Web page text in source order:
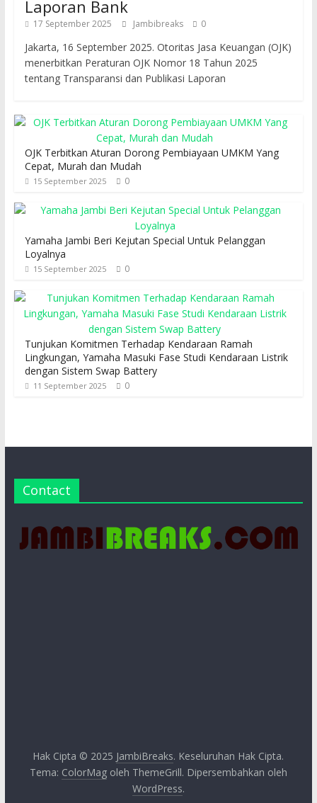
Laporan Bank
17 September 2025 Jambibreaks 0
Jakarta, 16 September 2025. Otoritas Jasa Keuangan (OJK)
menerbitkan Peraturan OJK Nomor 18 Tahun 2025
tentang Transparansi dan Publikasi Laporan
OJK Terbitkan Aturan Dorong Pembiayaan UMKM Yang
Cepat, Murah dan Mudah
15 September 2025 0
Yamaha Jambi Beri Kejutan Special Untuk Pelanggan
Loyalnya
15 September 2025 0
Tunjukan Komitmen Terhadap Kendaraan Ramah
Lingkungan, Yamaha Masuki Fase Studi Kendaraan Listrik
dengan Sistem Swap Battery
11 September 2025 0
Contact
Hak Cipta © 2025 JambiBreaks. Keseluruhan Hak Cipta.
Tema: ColorMagoleh ThemeGrill. Dipersembahkan oleh
WordPress.